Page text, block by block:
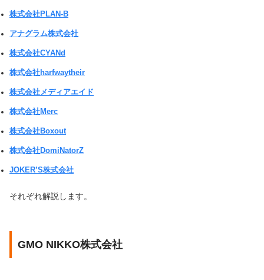
株式会社PLAN-B
アナグラム株式会社
株式会社CYANd
株式会社harfwaytheir
株式会社メディアエイド
株式会社Merc
株式会社Boxout
株式会社DomiNatorZ
JOKER’S株式会社
それぞれ解説します。
GMO NIKKO株式会社